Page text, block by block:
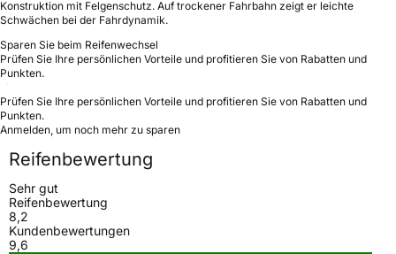
Konstruktion mit Felgenschutz. Auf trockener Fahrbahn zeigt er leichte
Schwächen bei der Fahrdynamik.
Sparen Sie beim Reifenwechsel
Prüfen Sie Ihre persönlichen Vorteile und profitieren Sie von Rabatten und
Punkten.
Prüfen Sie Ihre persönlichen Vorteile und profitieren Sie von Rabatten und
Punkten.
Anmelden, um noch mehr zu sparen
Reifenbewertung
Sehr gut
Reifenbewertung
8,2
Kundenbewertungen
9,6